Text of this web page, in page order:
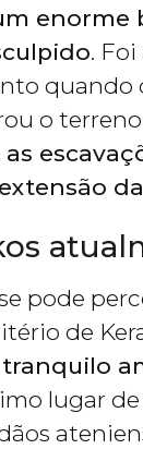
enorme
.
quando
o
pode
de
tranquilo
lugar